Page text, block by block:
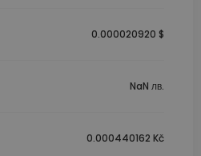
0.000020920 $
NaN лв.
0.000440162 Kč